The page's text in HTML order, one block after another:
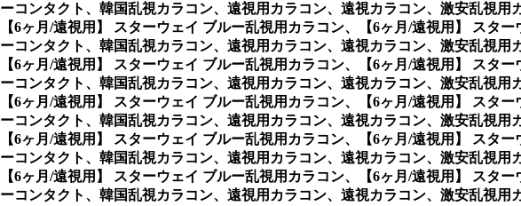
ーコンタクト、韓国乱視カラコン、遠視用カラコン、遠視カラコン、激安乱視
【6ヶ月/遠視用】 スターウェイ ブルー乱視用カラコン、
【6ヶ月/遠視用】 スタ
ーコンタクト、韓国乱視カラコン、遠視用カラコン、遠視カラコン、激安乱視
【6ヶ月/遠視用】 スターウェイ ブルー乱視用カラコン、
【6ヶ月/遠視用】 スタ
ーコンタクト、韓国乱視カラコン、遠視用カラコン、遠視カラコン、激安乱視
【6ヶ月/遠視用】 スターウェイ ブルー乱視用カラコン、
【6ヶ月/遠視用】 スタ
ーコンタクト、韓国乱視カラコン、遠視用カラコン、遠視カラコン、激安乱視
【6ヶ月/遠視用】 スターウェイ ブルー乱視用カラコン、
【6ヶ月/遠視用】 スタ
ーコンタクト、韓国乱視カラコン、遠視用カラコン、遠視カラコン、激安乱視
【6ヶ月/遠視用】 スターウェイ ブルー乱視用カラコン、
【6ヶ月/遠視用】 スタ
ーコンタクト、韓国乱視カラコン、遠視用カラコン、遠視カラコン、激安乱視